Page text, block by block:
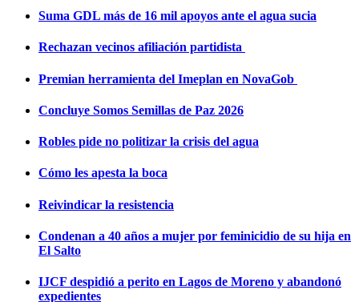
Suma GDL más de 16 mil apoyos ante el agua sucia
Rechazan vecinos afiliación partidista
Premian herramienta del Imeplan en NovaGob
Concluye Somos Semillas de Paz 2026
Robles pide no politizar la crisis del agua
Cómo les apesta la boca
Reivindicar la resistencia
Condenan a 40 años a mujer por feminicidio de su hija en
El Salto
IJCF despidió a perito en Lagos de Moreno y abandonó
expedientes